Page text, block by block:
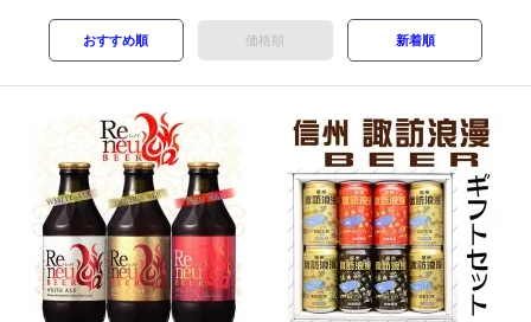
おすすめ順 価格順 新着順